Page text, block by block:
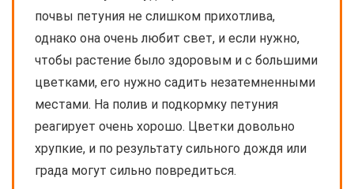
почвы петуния не слишком прихотлива,
однако она очень любит свет, и если нужно,
чтобы растение было здоровым и с большими
цветками, его нужно садить незатемненными
местами. На полив и подкормку петуния
реагирует очень хорошо. Цветки довольно
хрупкие, и по результату сильного дождя или
града могут сильно повредиться.